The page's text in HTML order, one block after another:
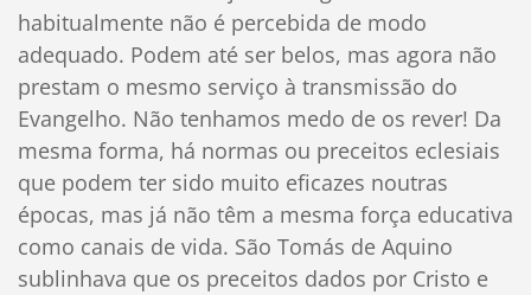
habitualmente não é percebida de modo
adequado. Podem até ser belos, mas agora não
prestam o mesmo serviço à transmissão do
Evangelho. Não tenhamos medo de os rever! Da
mesma forma, há normas ou preceitos eclesiais
que podem ter sido muito eficazes noutras
épocas, mas já não têm a mesma força educativa
como canais de vida. São Tomás de Aquino
sublinhava que os preceitos dados por Cristo e